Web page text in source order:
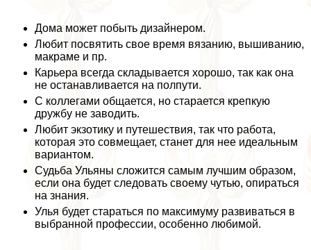
Дома может побыть дизайнером.
Любит посвятить свое время вязанию, вышиванию,
макраме и пр.
Карьера всегда складывается хорошо, так как она
не останавливается на полпути.
С коллегами общается, но старается крепкую
дружбу не заводить.
Любит экзотику и путешествия, так что работа,
которая это совмещает, станет для нее идеальным
вариантом.
Судьба Ульяны сложится самым лучшим образом,
если она будет следовать своему чутью, опираться
на знания.
Улья будет стараться по максимуму развиваться в
выбранной профессии, особенно любимой.